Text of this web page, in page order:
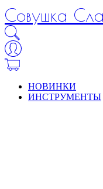
Совушка
НОВИНКИ
ИНСТРУМЕНТЫ